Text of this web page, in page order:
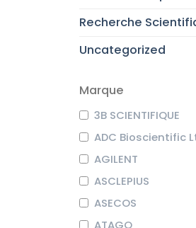
Recherche
Uncategorized
Marque
3B SCIENTIFIQUE
ADC Bioscientific
AGILENT
ASCLEPIUS
ASECOS
ATAGO